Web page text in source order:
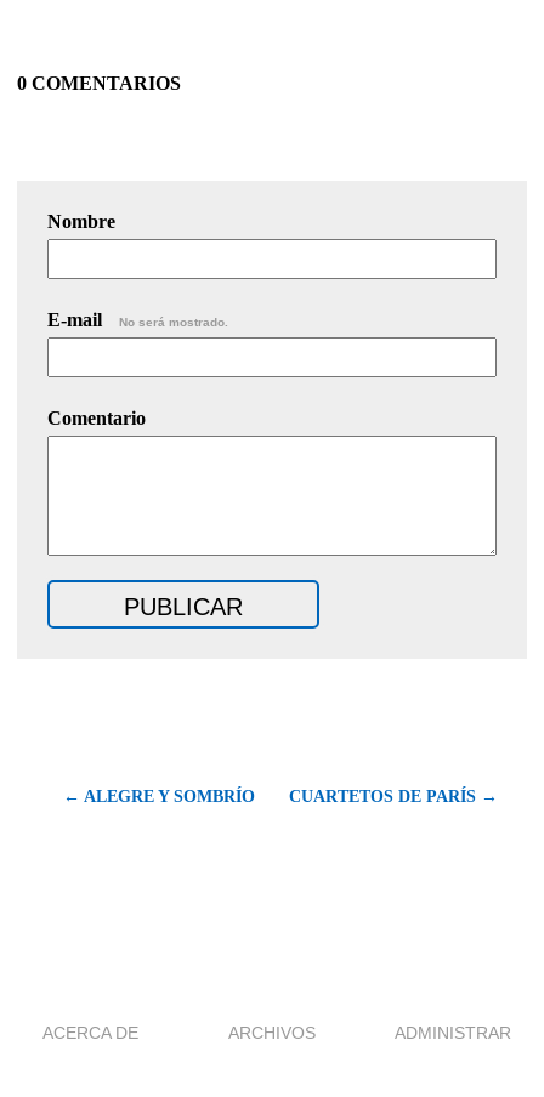
0 COMENTARIOS
Nombre
E-mail No será mostrado.
Comentario
← ALEGRE Y SOMBRÍO CUARTETOS DE PARÍS →
ACERCA DE ARCHIVOS ADMINISTRAR